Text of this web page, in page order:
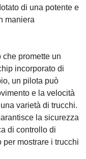
di una potente e
maniera
promette un
incorporato di
un pilota può
e la velocità
varietà di trucchi.
la sicurezza
di controllo di
mostrare i trucchi